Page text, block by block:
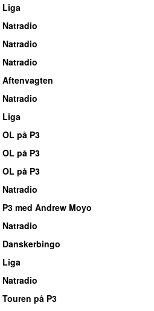
Liga
Natradio
Natradio
Natradio
Aftenvagten
Natradio
Liga
OL på P3
OL på P3
OL på P3
Natradio
P3 med Andrew Moyo
Natradio
Danskerbingo
Liga
Natradio
Touren på P3